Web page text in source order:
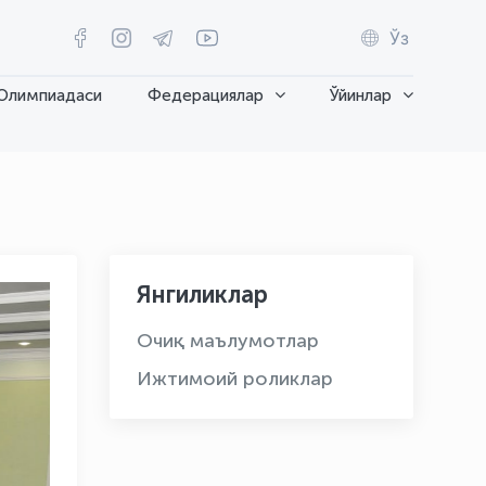
Ўз
Федерациялар Ўйинлар
Янгиликлар
Очиқ маълумотлар
Ижтимоий роликлар